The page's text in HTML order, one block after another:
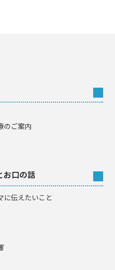
のご案内
お口の話
に伝えたいこと